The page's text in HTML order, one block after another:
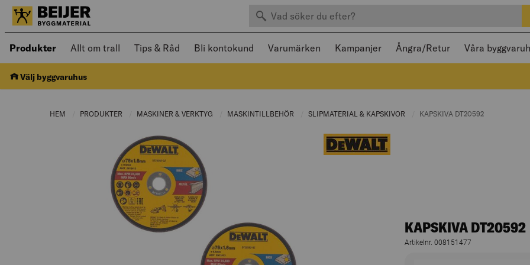
Sök efter produkter
Produkter Öppnad meny kan navigeras med piltangenter och stängas med Escape
Allt om trall Tips & Råd Bli kontokund Varumärken Kampanjer Ångra/Retur Våra
Välj byggvaruhus
HEM PRODUKTER CURRENT PAGE:
MASKINER & VERKTYG CURRENT PAGE:
MASKINTILLBEHÖR CURRENT PAGE:
SLIPMATERIAL & KAPSKIVOR CURRENT PAGE:
CURRENT PAGE:
KAPSKIVA DT20592
KAPSKIVA DT20592
Artikelnr. 008151477